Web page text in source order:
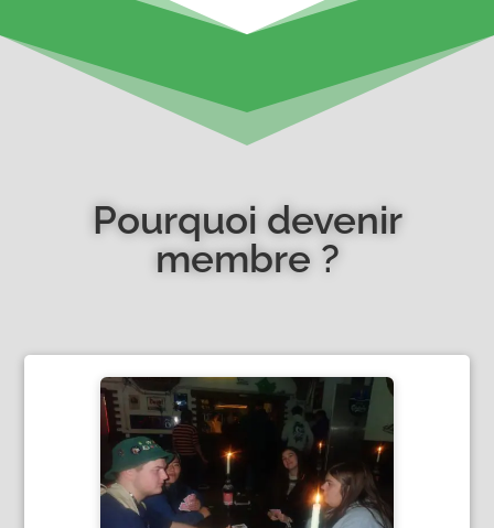
Pourquoi devenir
membre ?